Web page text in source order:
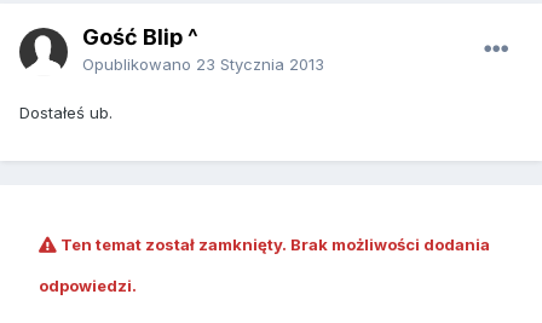
Gość Blip ^
Opublikowano 23 Stycznia 2013
Dostałeś ub.
Ten temat został zamknięty. Brak możliwości dodania
odpowiedzi.